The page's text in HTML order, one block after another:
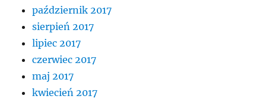
październik 2017
sierpień 2017
lipiec 2017
czerwiec 2017
maj 2017
kwiecień 2017